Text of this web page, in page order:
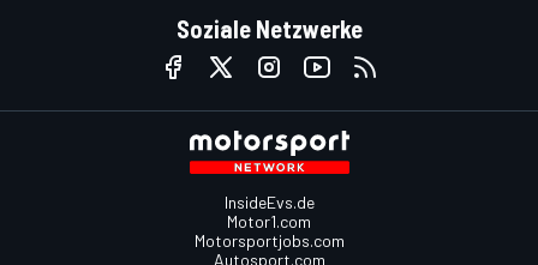
Soziale Netzwerke
InsideEvs.de
Motor1.com
Motorsportjobs.com
Autosport.com